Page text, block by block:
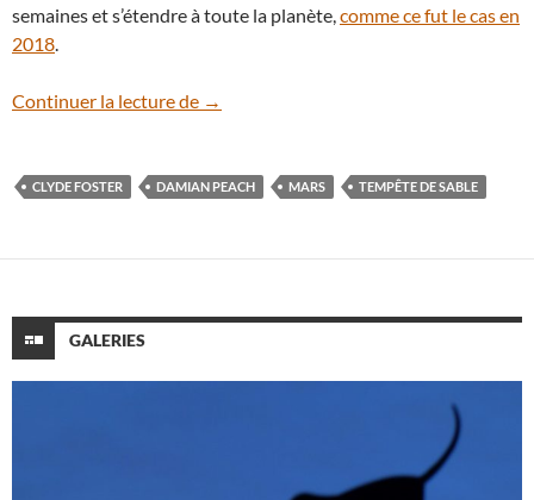
semaines et s’étendre à toute la planète,comme ce fut le cas en
2018.
Continuer la lecture de Mars : repérée par des amateurs, une
→
CLYDE FOSTER DAMIAN PEACH MARS TEMPÊTE DE SABLE
GALERIES